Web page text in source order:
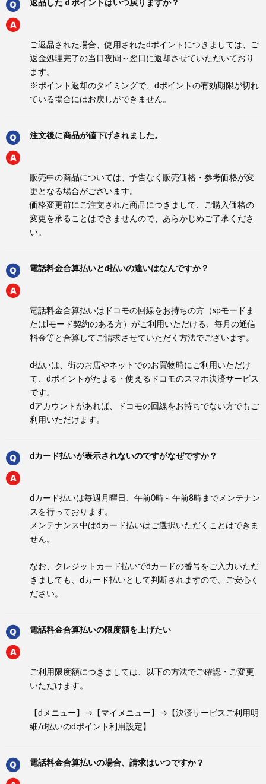
返品したｄポイントはいつ戻りますか？
ご返品された場合、使用されたdポイントにつきましては、ご
返金処理完了の当日夜間～翌日に返却させていただいており
ます。
※ポイント返却のタイミングで、dポイントの有効期限が切れ
ている場合にはお戻しができません。
注文後に商品が値下げされました。
販売中の商品については、予告なく販売価格・参考価格が変
更となる場合がございます。
価格変更前にご注文された商品につきまして、ご購入価格の
変更を承ることはできませんので、あらかじめご了承くださ
い。
電話料金合算払いとd払いの違いはなんですか？
電話料金合算払いはドコモの回線をお持ちの方（spモードま
たはiモード契約のある方）がご利用いただける、毎月の通信
料金等と合算してご請求させていただく方法でございます。
d払いは、街のお店やネットでのお買物時にご利用いただけ
て、dポイントがたまる・使えるドコモのスマホ決済サービス
です。
dアカウントがあれば、ドコモの回線をお持ちでない方でもご
利用いただけます。
dカード払いが表示されないのですがなぜですか？
dカード払いは毎週月曜日、午前0時～午前8時までメンテナン
スを行っております。
メンテナンス中はdカード払いはご選択いただくことはできま
せん。
なお、クレジットカード払いでdカードの番号をご入力いただ
きましても、dカード払いとして判断されますので、ご安心く
ださい。
電話料金合算払いの限度額を上げたい
ご利用限度額につきましては、以下の方法でご確認・ご変更
いただけます。
【dメニュー】→【マイメニュー】→【決済サービスご利用明
細/d払いのdポイント利用設定】
電話料金合算払いの場合、請求はいつですか？